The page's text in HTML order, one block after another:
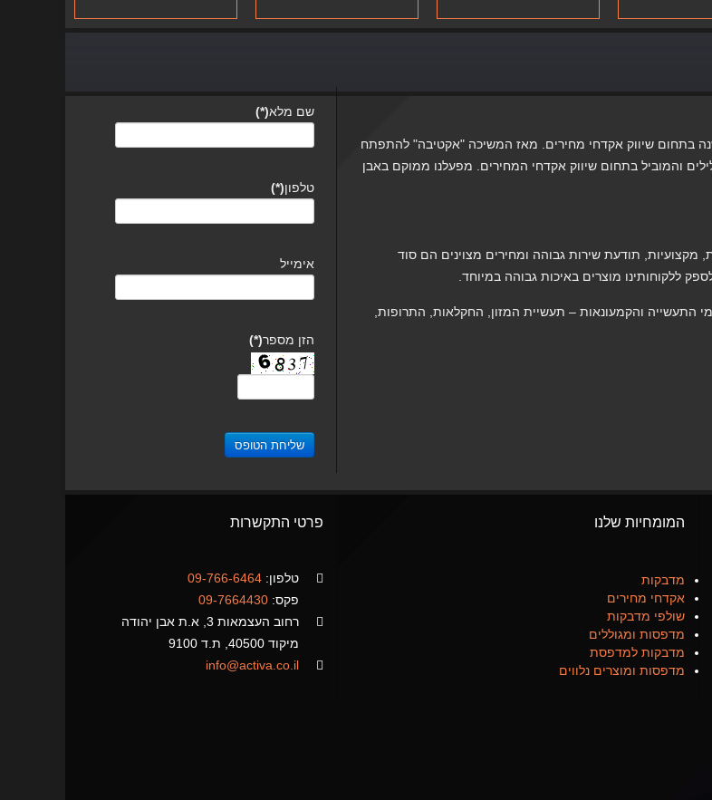
"אקטיבה" הוקמה בשנת 2005 כעסק משפחתי שבעברו ניסיון של מעל 40 שנה בתחום שיווק אקדחי מחירים. מאז המשיכה "אקטיבה" להתפתח
והמוביל בתחום שיווק אקדחי המחירים. מפעלנו ממוקם באבן
מקצועיות, תודעת שירות גבוהה ומחירים מצוינים הם סוד
ללקוחותינו מוצרים באיכות גבוהה במיוחד.
התעשייה והקמעונאות – תעשיית המזון, החקלאות, התרופות,
שם מלא(*)
טלפון(*)
אימייל
הזן מספר(*)
פרטי התקשרות
טלפון: 09-766-6464
פקס: 09-7664430
רחוב העצמאות 3, א.ת אבן יהודה
מיקוד 40500, ת.ד 9100
info@activa.co.il
המומחיות שלנו
מדבקות
אקדחי מחירים
שולפי מדבקות
מדפסות ומגוללים
מדבקות למדפסת
מדפסות ומוצרים נלווים